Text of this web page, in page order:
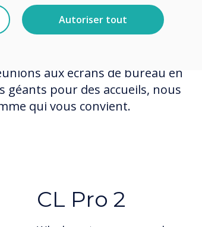
sont conçus pour plusieurs
systèmes d'affichage de haute
parfaits et un affichage
aux écrans de bureau en
géants pour des accueils, nous
qui vous convient.
LED Video
Autoriser tout